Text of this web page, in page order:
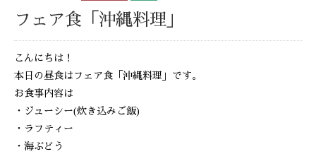
フェア食「沖縄料理」
こんにちは！
本日の昼食はフェア食「沖縄料理」です。
お食事内容は
・ジューシー(炊き込みご飯)
・ラフティー
・海ぶどう